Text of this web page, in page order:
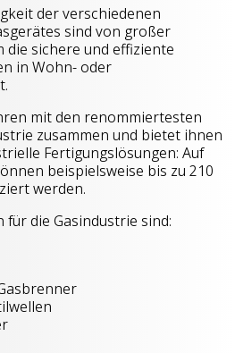
der verschiedenen
sind von großer
die sichere und effiziente
in Wohn- oder
mit den renommiertesten
zusammen und bietet ihnen
Fertigungslösungen: Auf
beispielsweise bis zu 210
werden.
die Gasindustrie sind: